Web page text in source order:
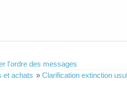
l'ordre des messages
et achats » Clarification extinction